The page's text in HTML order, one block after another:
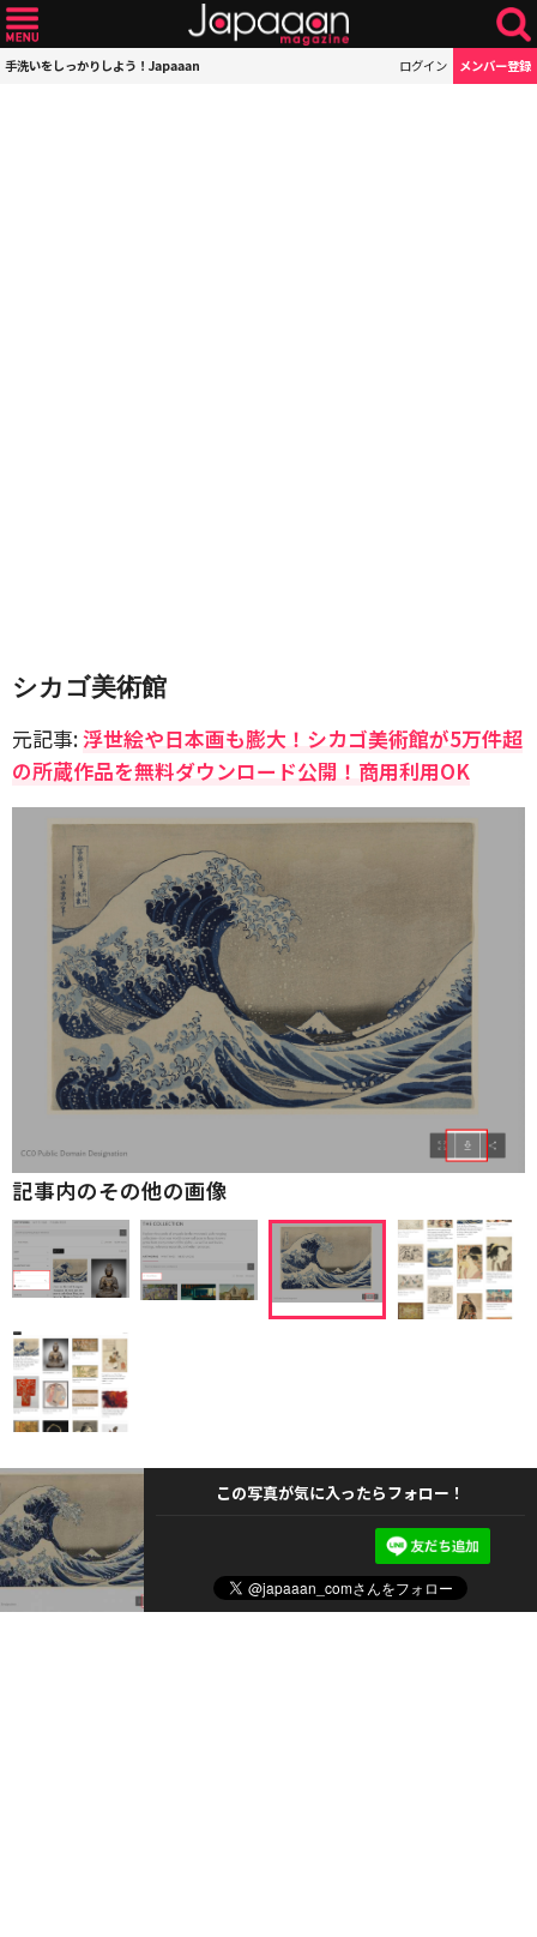
手洗いをしっかりしよう！Japaaan ログイン メンバー登録
シカゴ美術館
元記事:浮世絵や日本画も膨大！シカゴ美術館が5万件超
の所蔵作品を無料ダウンロード公開！商用利用OK
記事内のその他の画像
この写真が気に入ったらフォロー！